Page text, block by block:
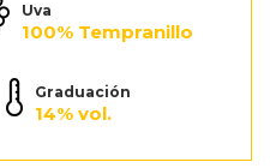
Uva
100% Tempranillo
Graduación
14% vol.